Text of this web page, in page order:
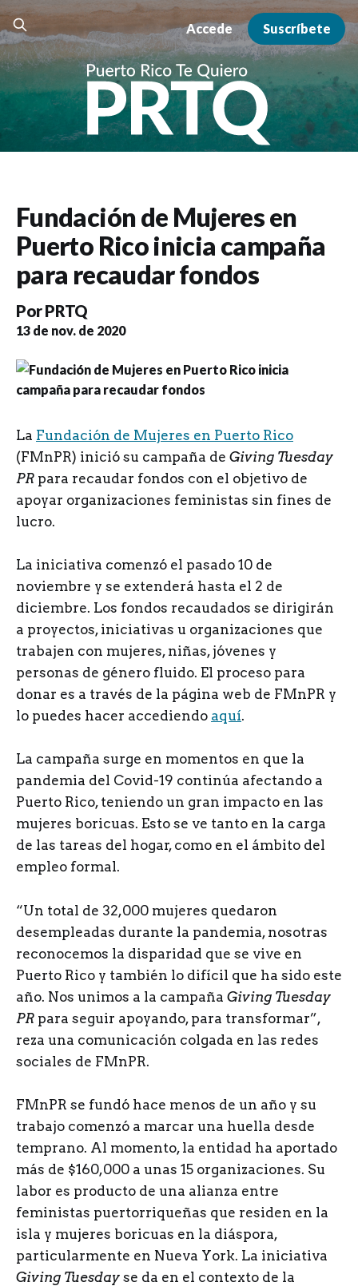
Accede Suscríbete
Fundación de Mujeres en
Puerto Rico inicia campaña
para recaudar fondos
PorPRTQ
13 de nov. de 2020
La Fundación de Mujeres en Puerto Rico
(FMnPR) inició su campaña de Giving Tuesday
PR para recaudar fondos con el objetivo de
apoyar organizaciones feministas sin fines de
lucro.
La iniciativa comenzó el pasado 10 de
noviembre y se extenderá hasta el 2 de
diciembre. Los fondos recaudados se dirigirán
a proyectos, iniciativas u organizaciones que
trabajen con mujeres, niñas, jóvenes y
personas de género fluido. El proceso para
donar es a través de la página web de FMnPR y
lo puedes hacer accediendo aquí.
La campaña surge en momentos en que la
pandemia del Covid-19 continúa afectando a
Puerto Rico, teniendo un gran impacto en las
mujeres boricuas. Esto se ve tanto en la carga
de las tareas del hogar, como en el ámbito del
empleo formal.
“Un total de 32,000 mujeres quedaron
desempleadas durante la pandemia, nosotras
reconocemos la disparidad que se vive en
Puerto Rico y también lo difícil que ha sido este
año. Nos unimos a la campaña Giving Tuesday
PR para seguir apoyando, para transformar”,
reza una comunicación colgada en las redes
sociales de FMnPR.
FMnPR se fundó hace menos de un año y su
trabajo comenzó a marcar una huella desde
temprano. Al momento, la entidad ha aportado
más de $160,000 a unas 15 organizaciones. Su
labor es producto de una alianza entre
feministas puertorriqueñas que residen en la
isla y mujeres boricuas en la diáspora,
particularmente en Nueva York. La iniciativa
Giving Tuesday se da en el contexto de la